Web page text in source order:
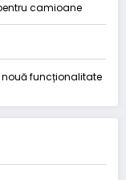
camioane
funcționalitate